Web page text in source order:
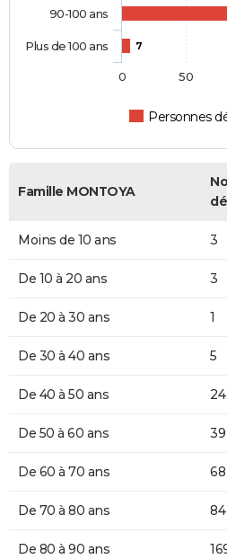
7
Personnes
90-100 ans
Plus de 100 ans
0 50
Famille MONTOYA
Moins de 10 ans 3
De 10 à 20 ans 3
De 20 à 30 ans 1
De 30 à 40 ans 5
De 40 à 50 ans 24
De 50 à 60 ans 39
De 60 à 70 ans 68
De 70 à 80 ans 84
De 80 à 90 ans